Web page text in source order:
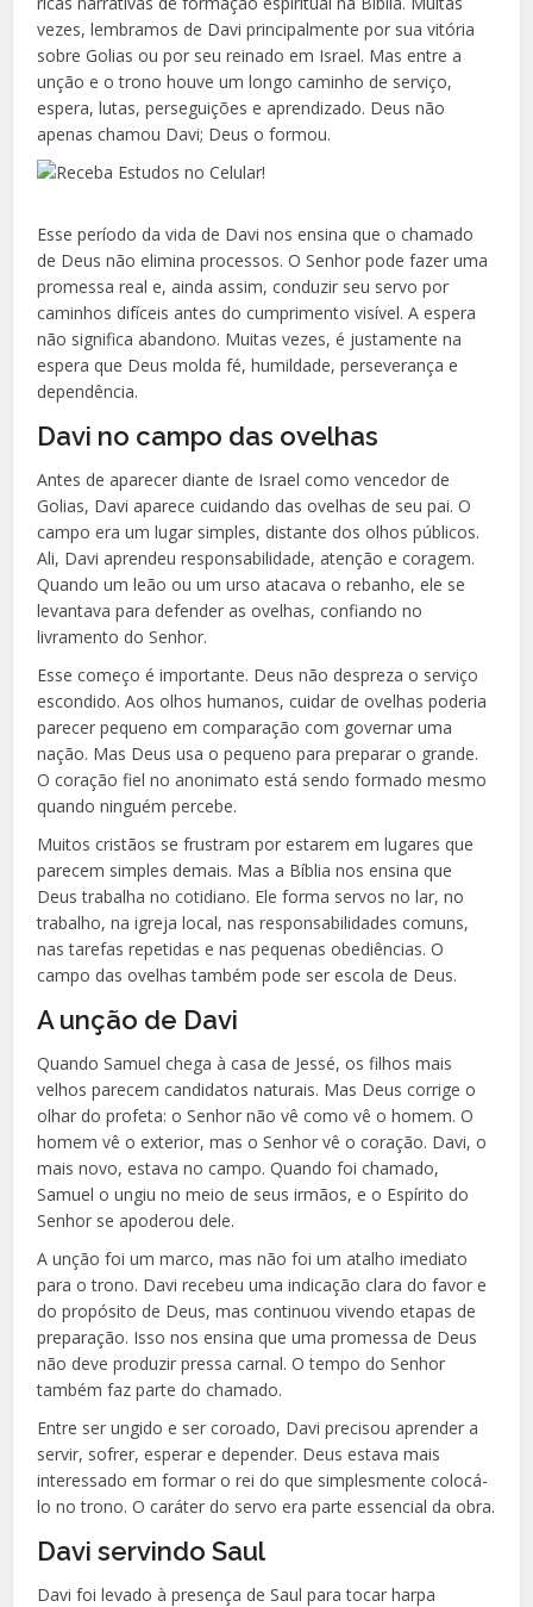
vezes, lembramos de Davi principalmente por sua vitória
sobre Golias ou por seu reinado em Israel. Mas entre a
unção e o trono houve um longo caminho de serviço,
espera, lutas, perseguições e aprendizado. Deus não
apenas chamou Davi; Deus o formou.
Esse período da vida de Davi nos ensina que o chamado
de Deus não elimina processos. O Senhor pode fazer uma
promessa real e, ainda assim, conduzir seu servo por
caminhos difíceis antes do cumprimento visível. A espera
não significa abandono. Muitas vezes, é justamente na
espera que Deus molda fé, humildade, perseverança e
dependência.
Davi no campo das ovelhas
Antes de aparecer diante de Israel como vencedor de
Golias, Davi aparece cuidando das ovelhas de seu pai. O
campo era um lugar simples, distante dos olhos públicos.
Ali, Davi aprendeu responsabilidade, atenção e coragem.
Quando um leão ou um urso atacava o rebanho, ele se
levantava para defender as ovelhas, confiando no
livramento do Senhor.
Esse começo é importante. Deus não despreza o serviço
escondido. Aos olhos humanos, cuidar de ovelhas poderia
parecer pequeno em comparação com governar uma
nação. Mas Deus usa o pequeno para preparar o grande.
O coração fiel no anonimato está sendo formado mesmo
quando ninguém percebe.
Muitos cristãos se frustram por estarem em lugares que
parecem simples demais. Mas a Bíblia nos ensina que
Deus trabalha no cotidiano. Ele forma servos no lar, no
trabalho, na igreja local, nas responsabilidades comuns,
nas tarefas repetidas e nas pequenas obediências. O
campo das ovelhas também pode ser escola de Deus.
A unção de Davi
Quando Samuel chega à casa de Jessé, os filhos mais
velhos parecem candidatos naturais. Mas Deus corrige o
olhar do profeta: o Senhor não vê como vê o homem. O
homem vê o exterior, mas o Senhor vê o coração. Davi, o
mais novo, estava no campo. Quando foi chamado,
Samuel o ungiu no meio de seus irmãos, e o Espírito do
Senhor se apoderou dele.
A unção foi um marco, mas não foi um atalho imediato
para o trono. Davi recebeu uma indicação clara do favor e
do propósito de Deus, mas continuou vivendo etapas de
preparação. Isso nos ensina que uma promessa de Deus
não deve produzir pressa carnal. O tempo do Senhor
também faz parte do chamado.
Entre ser ungido e ser coroado, Davi precisou aprender a
servir, sofrer, esperar e depender. Deus estava mais
interessado em formar o rei do que simplesmente colocá-
lo no trono. O caráter do servo era parte essencial da obra.
Davi servindo Saul
Davi foi levado à presença de Saul para tocar harpa